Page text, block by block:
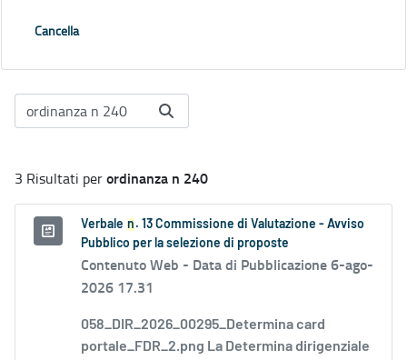
Cancella
3 Risultati perordinanza n 240
Verbale n . 13 Commissione di Valutazione - Avviso
Pubblico per la selezione di proposte
Contenuto Web - Data di Pubblicazione 6-ago-
2026 17.31
058_DIR_2026_00295_Determina card
portale_FDR_2.png La Determina dirigenziale